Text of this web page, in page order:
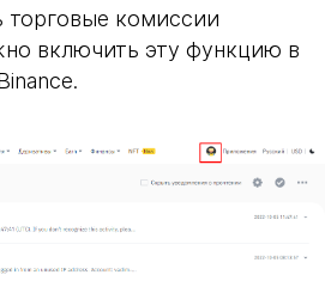
торговые комиссии
включить эту функцию в